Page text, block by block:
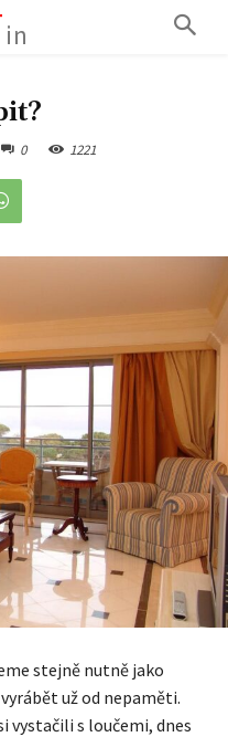
in
0 1221
stejně nutně jako
už od nepaměti.
vystačili s loučemi, dnes